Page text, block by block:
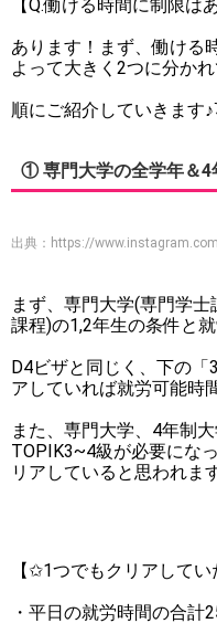
【Q.働ける時間に制限は
あります！まず、働ける
よって大きく2つに分かれ
順にご紹介していきます
① 専門大学の全学年＆4
出典： https://www.instagram.com
まず、専門大学(専門学
課程)の1,2年生の条件と
D4ビザと同じく、下の「
アしていれば就労可能時
また、専門大学、4年制
TOPIK3~4級が必要にな
リアしていると思われま
【✩1つでもクリアしてい
・平日の就労時間の合計